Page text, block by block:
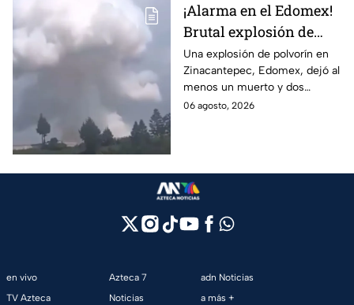
¡Alarma en el Edomex!
Brutal explosión de
polvorín en Santa
María del Monte,
Zinacantepec; reportan
al menos un muerto y
Una explosión de polvorín en
Zinacantepec, Edomex, dejó al
menos un muerto y dos
heridos; autoridades atiende la
06 agosto, 2026
en vivo
TV Azteca
Azteca 7
Noticias
adn Noticias
a más +